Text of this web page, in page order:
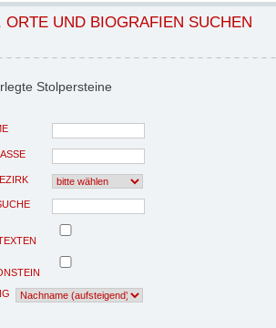
ORTE UND BIOGRAFIEN SUCHEN
Stolpersteine